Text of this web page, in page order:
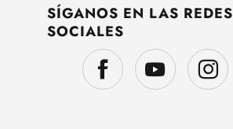
SÍGANOS EN LAS REDES
SOCIALES